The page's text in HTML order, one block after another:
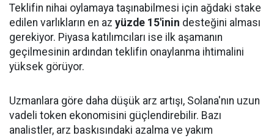
Teklifin nihai oylamaya taşınabilmesi için ağdaki stake
edilen varlıkların en az yüzde 15'inin desteğini alması
gerekiyor. Piyasa katılımcıları ise ilk aşamanın
geçilmesinin ardından teklifin onaylanma ihtimalini
yüksek görüyor.
Uzmanlara göre daha düşük arz artışı, Solana'nın uzun
vadeli token ekonomisini güçlendirebilir. Bazı
analistler, arz baskısındaki azalma ve yakım